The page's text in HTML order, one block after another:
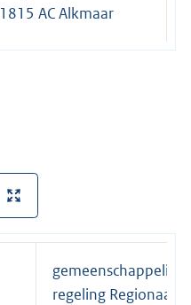
1815 AC Alkmaar
gemeenschappelijke
regeling Regionaal